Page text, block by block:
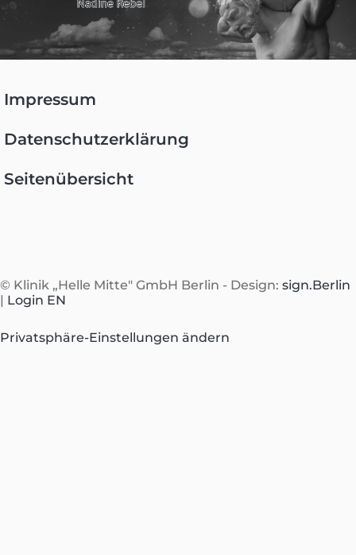
Impressum
Datenschutzerklärung
Seitenübersicht
© Klinik „Helle Mitte" GmbH Berlin - Design: sign.Berlin
Login EN
Privatsphäre-Einstellungen ändern